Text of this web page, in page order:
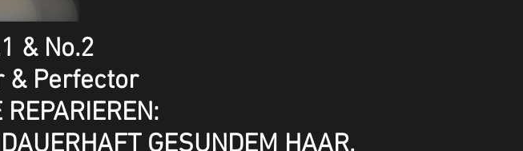
& No.2
& Perfector